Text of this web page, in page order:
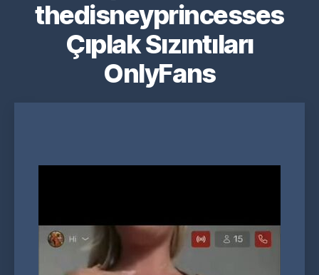
thedisneyprincesses
Çıplak Sızıntıları
OnlyFans